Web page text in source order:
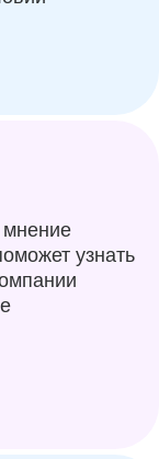
мнение
узнать